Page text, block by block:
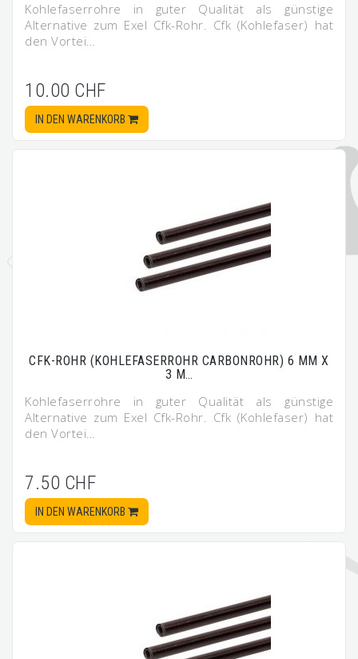
Kohlefaserrohre in guter Qualität als günstige
Alternative zum Exel Cfk-Rohr. Cfk (Kohlefaser) hat
den Vortei…
10.00 CHF
IN DEN WARENKORB
CFK-ROHR (KOHLEFASERROHR CARBONROHR) 6 MM X
3 M…
Kohlefaserrohre in guter Qualität als günstige
Alternative zum Exel Cfk-Rohr. Cfk (Kohlefaser) hat
den Vortei…
7.50 CHF
IN DEN WARENKORB